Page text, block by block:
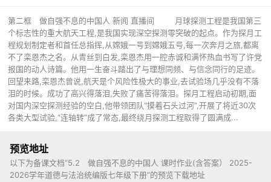
第二框 做自强不息的中国人 新闻 直播间 月球探测工程是我国第三
个标志性的重大航天工程,是我国实现深空探测零突破的起点。作为探月工
程规划制定者和首任总指挥,从嫦娥一号到嫦娥五号,每一次奔月之旅,都离
不了栾恩杰之名。从青丝到白发,栾恩杰用一腔赤诚和满怀热血书写了许党
报国的动人诗篇。他用一生奋斗踏出了与理想同频、与信念同行的足迹。
回望来路,栾恩杰曾说,航天是个风险性极大的事业,去试验场几乎没有不落
泪的时候。成功了高兴得落泪,失败了痛苦得落泪。探月工程启动初期,面
对国内深空探测经验的空白,他带领团队“摸着石头过河”,开展了将近30次
各类大型试验,“连轴转”成了常态,最终绕月探测工程取得了圆满成...
预览地址
以下为备课文档“5.2 做自强不息的中国人 课时作业(含答案） 2025-
2026学年道德与法治统编版七年级下册”的预览下载地址